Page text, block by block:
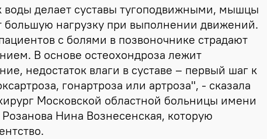
воды делает суставы тугоподвижными, мышцы
большую нагрузку при выполнении движений.
с болями в позвоночнике страдают
В основе остеохондроза лежит
недостаток влаги в суставе – первый шаг к
гонартроза или артроза", - сказала
Московской областной больницы имени
Нина Вознесенская, которую